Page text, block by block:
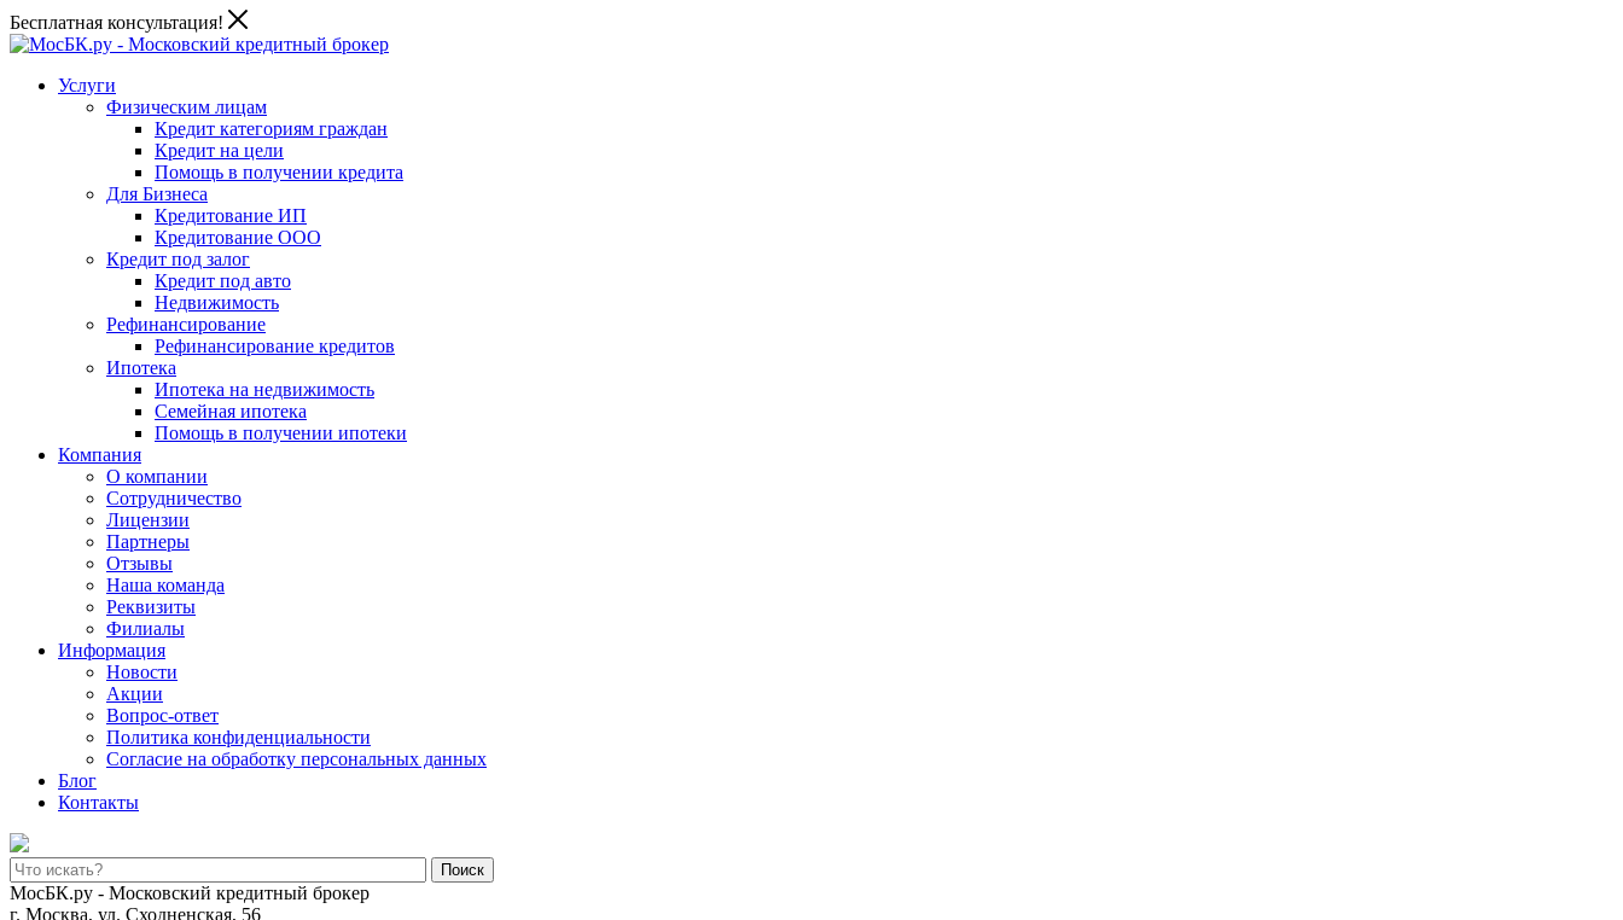
Бесплатная консультация!
Услуги
Физическим лицам
Кредит категориям граждан
Кредит на цели
Помощь в получении кредита
Для Бизнеса
Кредитование ИП
Кредитование ООО
Кредит под залог
Кредит под авто
Недвижимость
Рефинансирование
Рефинансирование кредитов
Ипотека
Ипотека на недвижимость
Семейная ипотека
Помощь в получении ипотеки
Компания
О компании
Сотрудничество
Лицензии
Партнеры
Отзывы
Наша команда
Реквизиты
Филиалы
Информация
Новости
Акции
Вопрос-ответ
Политика конфиденциальности
Согласие на обработку персональных данных
Блог
Контакты
Поиск
МосБК.ру - Московский кредитный брокер
г. Москва, ул. Сходненская, 56